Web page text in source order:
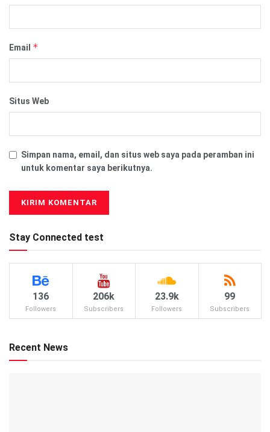
Email *
Situs Web
Simpan nama, email, dan situs web saya pada peramban ini
untuk komentar saya berikutnya.
Stay Connected test
136
Followers
206k
Subscribers
23.9k
Followers
99
Subscribers
Recent News